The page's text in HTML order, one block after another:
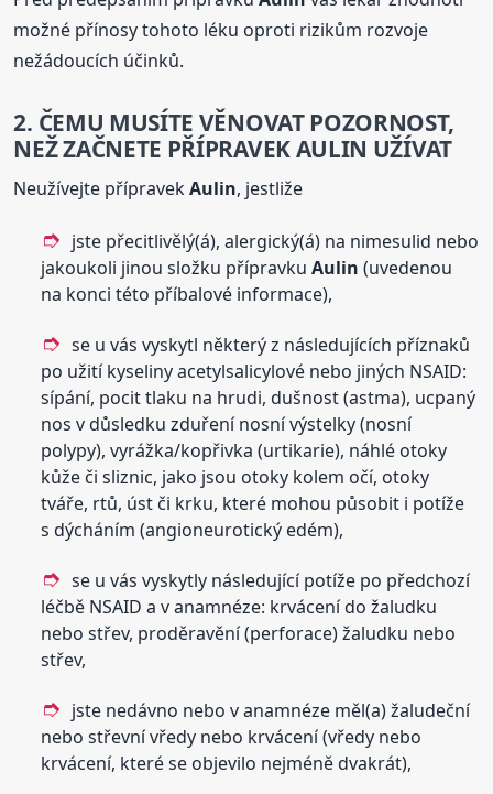
možné přínosy tohoto léku oproti rizikům rozvoje
nežádoucích účinků.
2. ČEMU MUSÍTE VĚNOVAT POZORNOST,
NEŽ ZAČNETE PŘÍPRAVEKAULIN UŽÍVAT
Neužívejte přípravekAulin, jestliže
jste přecitlivělý(á), alergický(á) na nimesulid nebo
jakoukoli jinou složku přípravkuAulin (uvedenou
na konci této příbalové informace),
se u vás vyskytl některý z následujících příznaků
po užití kyseliny acetylsalicylové nebo jiných NSAID:
sípání, pocit tlaku na hrudi, dušnost (astma), ucpaný
nos v důsledku zduření nosní výstelky (nosní
polypy), vyrážka/kopřivka (urtikarie), náhlé otoky
kůže či sliznic, jako jsou otoky kolem očí, otoky
tváře, rtů, úst či krku, které mohou působit i potíže
s dýcháním (angioneurotický edém),
se u vás vyskytly následující potíže po předchozí
léčbě NSAID a v anamnéze: krvácení do žaludku
nebo střev, proděravění (perforace) žaludku nebo
střev,
jste nedávno nebo v anamnéze měl(a) žaludeční
nebo střevní vředy nebo krvácení (vředy nebo
krvácení, které se objevilo nejméně dvakrát),